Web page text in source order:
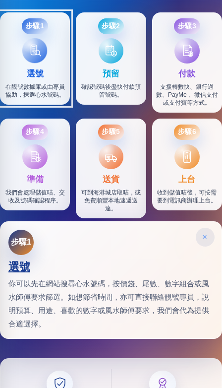
步驟1
選號
在靚號數據庫或由專員
協助，揀選心水號碼。
步驟2
預留
確認號碼後盡快付款預
留號碼。
步驟3
付款
支援轉數快、銀行過
數、PayMe 、微信支付
或支付寶等方式。
步驟4
準備
我們會處理儲值咭、交
收及號碼確認程序。
步驟5
SF
送貨
可到海港城店取咭，或
免費順豐本地速遞送
達。
步驟6
上台
收到儲值咭後，可按需
要到電訊商辦理上台。
×
步驟1
選號
你可以先在網站搜尋心水號碼，按價錢、尾數、數字組合或風
水師傅要求篩選。如想節省時間，亦可直接聯絡靚號專員，說
明預算、用途、喜歡的數字或風水師傅要求，我們會代為提供
合適選擇。